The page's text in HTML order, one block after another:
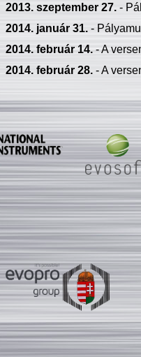
2013. szeptember 27.-
2014. január 31.-
2014. február 14.- A
2014. február 28.- A